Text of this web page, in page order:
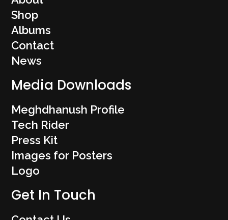
Shop
Albums
Contact
News
Media Downloads
Meghdhanush Profile
Tech Rider
Press Kit
Images for Posters
Logo
Get In Touch